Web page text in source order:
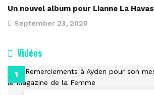
Un nouvel album pour Lianne La Havas
September 23, 2020
Vidéos